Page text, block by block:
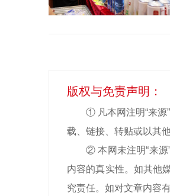
版权与免责声明：
① 凡本网注明“来源
载、链接、转贴或以其
② 本网未注明“来源
内容的真实性。如其他
究责任。如对文章内容